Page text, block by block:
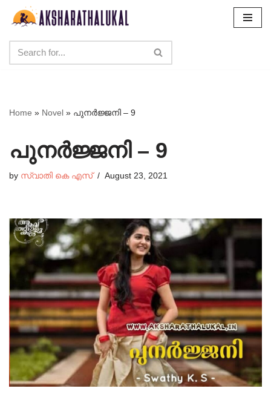
content
Home » Novel » പുനർജ്ജനി – 9
പുനർജ്ജനി – 9
by സ്വാതി കെ എസ് August 23, 2021